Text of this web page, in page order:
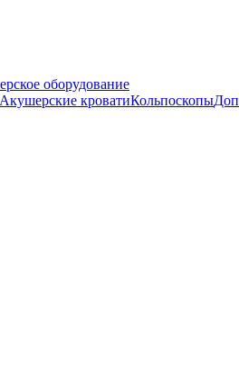
оборудование
Акушерские кроватиКольпоскопы